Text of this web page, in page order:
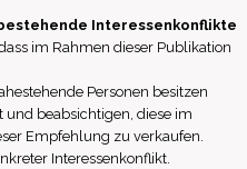
Interessenkonflikte
im Rahmen dieser Publikation
Personen besitzen
beabsichtigen, diese im
Empfehlung zu verkaufen.
Interessenkonflikt.